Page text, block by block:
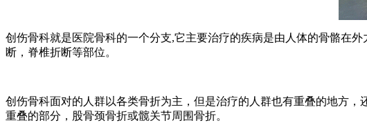
创伤骨科就是医院骨科的一个分支,它主要治疗的疾病是由人体的骨骼在
断，脊椎折断等部位。
创伤骨科面对的人群以各类骨折为主，但是治疗的人群也有重叠的地方
重叠的部分，股骨颈骨折或髋关节周围骨折。